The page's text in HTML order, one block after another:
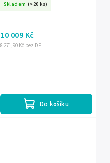
Skladem (>20 ks)
8 271,90 Kč bez DPH
10 009 Kč
Do košíku